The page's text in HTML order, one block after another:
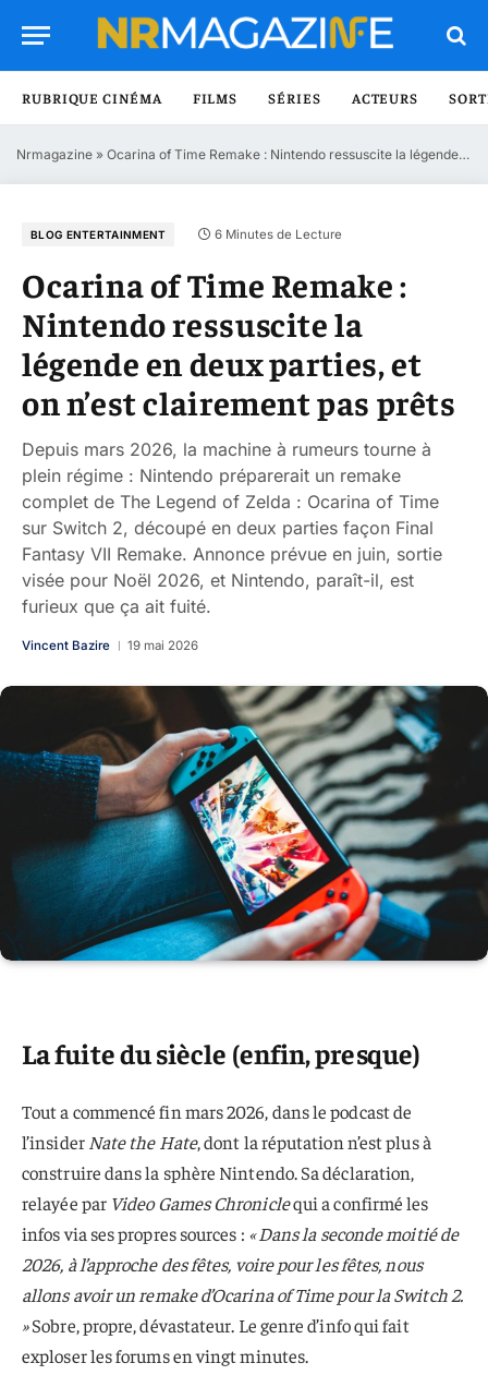
RUBRIQUE CINÉMA FILMS SÉRIES ACTEURS
Nrmagazine » Ocarina of Time Remake : Nintendo ressuscite la légende en deux parties, et on n’est clairement pas prêts
BLOG ENTERTAINMENT 6 Minutes de Lecture
Ocarina of Time Remake :
Nintendo ressuscite la
légende en deux parties, et
on n’est clairement pas prêts
Depuis mars 2026, la machine à rumeurs tourne à
plein régime : Nintendo préparerait un remake
complet de The Legend of Zelda : Ocarina of Time
sur Switch 2, découpé en deux parties façon Final
Fantasy VII Remake. Annonce prévue en juin, sortie
visée pour Noël 2026, et Nintendo, paraît-il, est
furieux que ça ait fuité.
Vincent Bazire 19 mai 2026
La fuite du siècle (enfin, presque)
Tout a commencé fin mars 2026, dans le podcast de
l’insider Nate the Hate, dont la réputation n’est plus à
construire dans la sphère Nintendo. Sa déclaration,
relayée par Video Games Chroniclequi a confirmé les
infos via ses propres sources : « Dans la seconde moitié de
2026, à l’approche des fêtes, voire pour les fêtes, nous
allons avoir un remake d’Ocarina of Time pour la Switch 2.
»Sobre, propre, dévastateur. Le genre d’info qui fait
exploser les forums en vingt minutes.